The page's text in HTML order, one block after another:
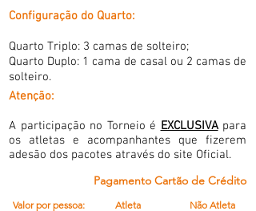
Configuração do Quarto:
Quarto Triplo: 3 camas de solteiro;
Quarto Duplo: 1 cama de casal ou 2 camas de
solteiro.
Atenção:
A participação no Torneio é EXCLUSIVApara
os atletas e acompanhantes que fizerem
adesão dos pacotes através do site Oficial.
Pagamento Cartão de Crédito
Valor por pessoa: Atleta Não Atleta